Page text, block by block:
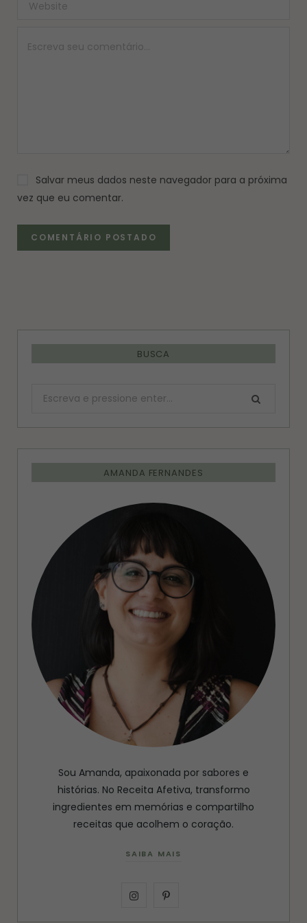
Salvar meus dados neste navegador para a próxima
vez que eu comentar.
BUSCA
Procurar:
AMANDA FERNANDES
Sou Amanda, apaixonada por sabores e
histórias. No Receita Afetiva, transformo
ingredientes em memórias e compartilho
receitas que acolhem o coração.
SAIBA MAIS
I
P